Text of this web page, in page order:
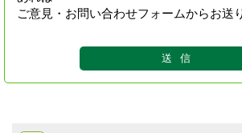
ご意見・お問い合わせフォームからお送